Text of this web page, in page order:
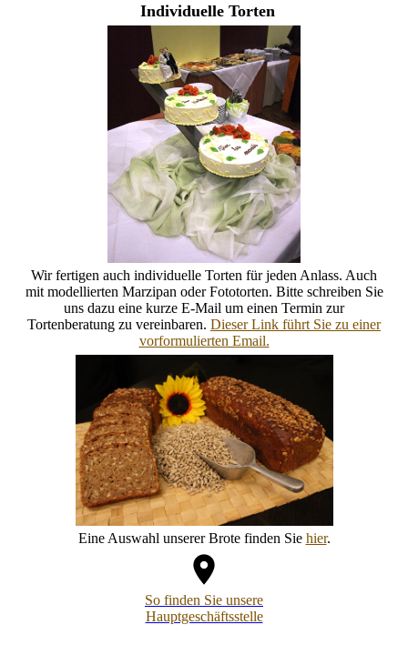
Individuelle Torten
Wir fertigen auch individuelle Torten für jeden Anlass. Auch
mit modellierten Marzipan oder Fototorten. Bitte schreiben Sie
uns dazu eine kurze E-Mail um einen Termin zur
Tortenberatung zu vereinbaren. Dieser Link führt Sie zu einer
vorformulierten Email.
Eine Auswahl unserer Brote finden Sie hier.
So finden Sie unsere
Hauptgeschäftsstelle